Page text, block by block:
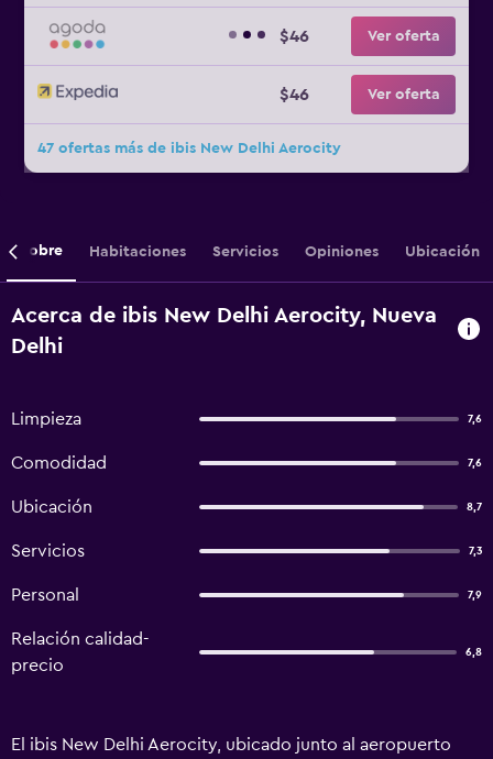
$46 Ver oferta
$46 Ver oferta
47 ofertas más de ibis New Delhi Aerocity
Sobre Habitaciones Servicios Opiniones Ubicación
Acerca de ibis New Delhi Aerocity, Nueva
Delhi
Limpieza 7,6
Comodidad 7,6
Ubicación 8,7
Servicios 7,3
Personal 7,9
Relación calidad-
precio
6,8
El ibis New Delhi Aerocity, ubicado junto al aeropuerto